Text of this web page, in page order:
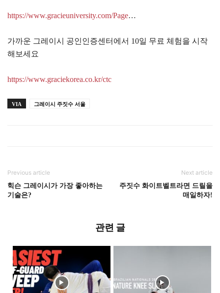
https://www.gracieuniversity.com/Page…
가까운 그레이시 공인인증센터에서 10일 무료 체험을 시작
해보세요
https://www.graciekorea.co.kr/ctc
VIA 그레이시 주짓수 서울
Previous article
힉슨 그레이시가 가장 좋아하는
기술은?
Next article
주짓수 화이트벨트라면 드릴을
매일하자!
관련 글